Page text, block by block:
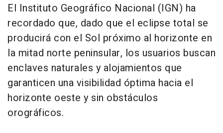
El Instituto Geográfico Nacional (IGN) ha
recordado que, dado que el eclipse total se
producirá con el Sol próximo al horizonte en
la mitad norte peninsular, los usuarios buscan
enclaves naturales y alojamientos que
garanticen una visibilidad óptima hacia el
horizonte oeste y sin obstáculos
orográficos.